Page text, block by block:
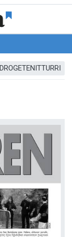
DROGETENITTURRI